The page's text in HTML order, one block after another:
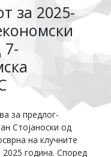
за 2025-
7-
за предлог-
Стојаноски од
на клучните
година. Според